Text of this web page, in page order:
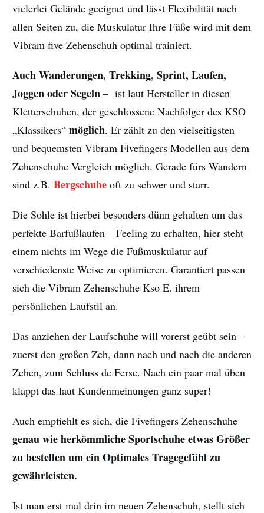
vielerlei Gelände geeignet und lässt Flexibilität nach
allen Seiten zu, die Muskulatur Ihre Füße wird mit dem
Vibram five Zehenschuh optimal trainiert.
Auch Wanderungen, Trekking, Sprint, Laufen,
Joggen oder Segeln – ist laut Hersteller in diesen
Kletterschuhen, der geschlossene Nachfolger des KSO
„Klassikers“ möglich. Er zählt zu den vielseitigsten
und bequemsten Vibram Fivefingers Modellen aus dem
Zehenschuhe Vergleich möglich. Gerade fürs Wandern
sind z.B. Bergschuhe oft zu schwer und starr.
Die Sohle ist hierbei besonders dünn gehalten um das
perfekte Barfußlaufen – Feeling zu erhalten, hier steht
einem nichts im Wege die Fußmuskulatur auf
verschiedenste Weise zu optimieren. Garantiert passen
sich die Vibram Zehenschuhe Kso E. ihrem
persönlichen Laufstil an.
Das anziehen der Laufschuhe will vorerst geübt sein –
zuerst den großen Zeh, dann nach und nach die anderen
Zehen, zum Schluss de Ferse. Nach ein paar mal üben
klappt das laut Kundenmeinungen ganz super!
Auch empfiehlt es sich, die Fivefingers Zehenschuhe
genau wie herkömmliche Sportschuhe etwas Größer
zu bestellen um ein Optimales Tragegefühl zu
gewährleisten.
Ist man erst mal drin im neuen Zehenschuh, stellt sich